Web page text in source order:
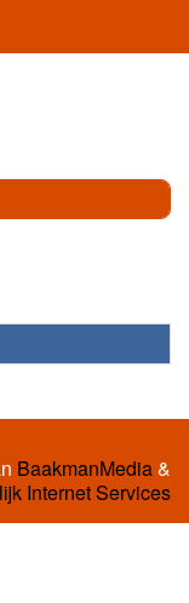
BaakmanMedia&
Internet Services